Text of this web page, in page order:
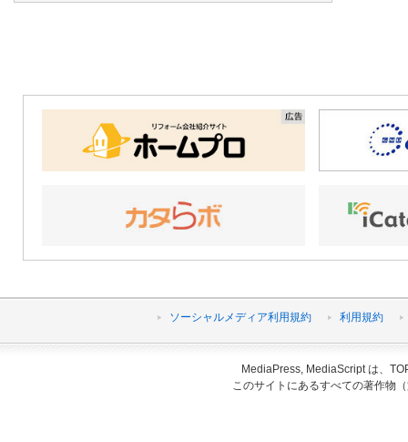
ソーシャルメディア利用規約 利用規約
MediaPress, MediaScript は、
このサイトにあるすべての著作物